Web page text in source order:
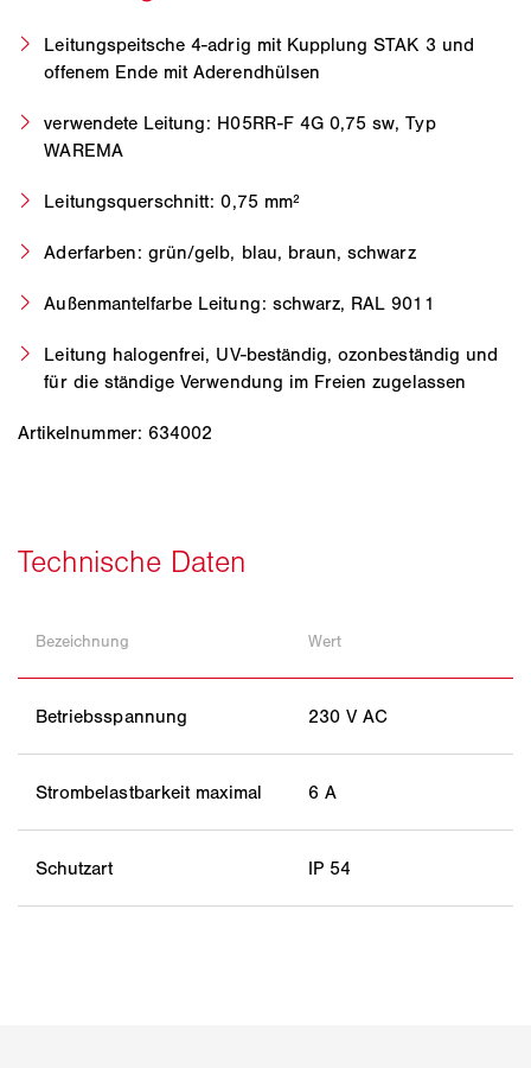
Leitungspeitsche 4-adrig mit Kupplung STAK 3 und
offenem Ende mit Aderendhülsen
verwendete Leitung: H05RR-F 4G 0,75 sw, Typ
WAREMA
Leitungsquerschnitt: 0,75 mm²
Aderfarben: grün/gelb, blau, braun, schwarz
Außenmantelfarbe Leitung: schwarz, RAL 9011
Leitung halogenfrei, UV-beständig, ozonbeständig und
für die ständige Verwendung im Freien zugelassen
Artikelnummer: 634002
Bezeichnung Wert
Betriebsspannung 230 V AC
Strombelastbarkeit maximal 6 A
Schutzart IP 54